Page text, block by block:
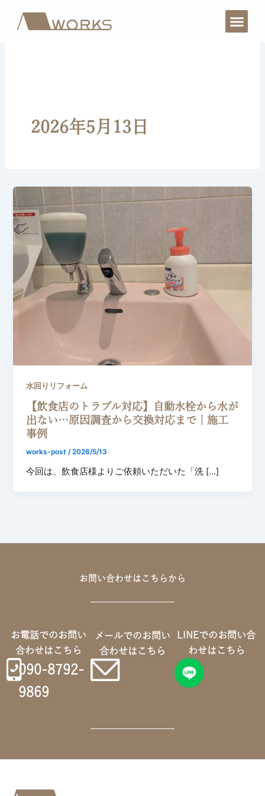
2026年5月13日
水回りリフォーム
【飲食店のトラブル対応】自動水栓から水が
出ない…原因調査から交換対応まで｜施工
事例
works-post/2026/5/13
今回は、飲食店様よりご依頼いただいた「洗 […]
お問い合わせはこちらから
お電話でのお問い
合わせはこちら
090-8792-
9869
メールでのお問い
合わせはこちら
LINEでのお問い合
わせはこちら